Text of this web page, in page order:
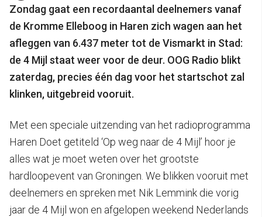
Zondag gaat een recordaantal deelnemers vanaf
de Kromme Elleboog in Haren zich wagen aan het
afleggen van 6.437 meter tot de Vismarkt in Stad:
de 4 Mijl staat weer voor de deur. OOG Radio blikt
zaterdag, precies één dag voor het startschot zal
klinken, uitgebreid vooruit.
Met een speciale uitzending van het radioprogramma
Haren Doet getiteld ‘Op weg naar de 4 Mijl’ hoor je
alles wat je moet weten over het grootste
hardloopevent van Groningen. We blikken vooruit met
deelnemers en spreken met Nik Lemmink die vorig
jaar de 4 Mijl won en afgelopen weekend Nederlands